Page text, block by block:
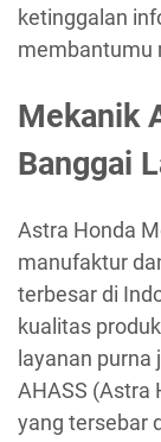
ketinggalan
membantumu
Mekanik
Banggai
Astra Honda
manufaktur
terbesar di
kualitas
layanan
AHASS (Astra
yang tersebar